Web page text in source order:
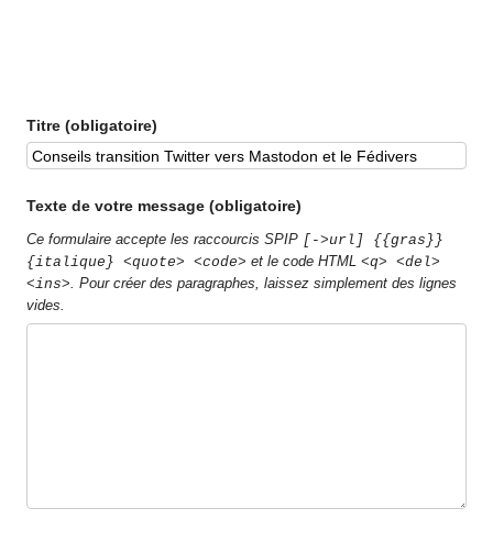
Titre (obligatoire)
Texte de votre message (obligatoire)
Ce formulaire accepte les raccourcis SPIP [->url] {{gras}}
{italique} <quote> <code> et le code HTML<q> <del>
<ins>. Pour créer des paragraphes, laissez simplement des lignes
vides.